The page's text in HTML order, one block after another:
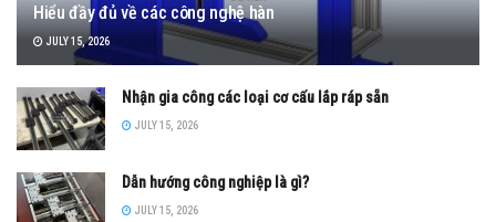
Hiểu đầy đủ về các công nghệ hàn
JULY 15, 2026
Nhận gia công các loại cơ cấu lắp ráp sẵn
JULY 15, 2026
Dẫn hướng công nghiệp là gì?
JULY 15, 2026